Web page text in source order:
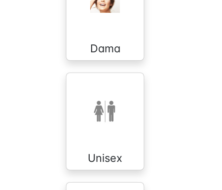
Dama
Unisex